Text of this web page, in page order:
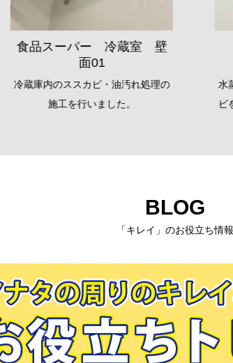
食品スーパー 冷蔵室 壁
面01
冷蔵庫内のススカビ・油汚れ処理の
施工を行いました。
水蒸
ビを
BLOG
「キレイ」のお役立ち情報